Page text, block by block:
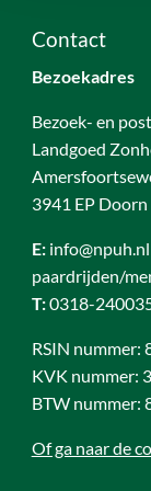
Contact
Bezoekadres
Bezoek- en
Landgoed
3941 EP Doorn
E:
paardrijden/
T:0318-
RSIN nummer:
KVK nummer:
BTW nummer:
Of ga naar de